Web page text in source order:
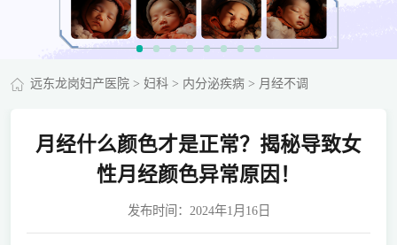
远东龙岗妇产医院> 妇科> 内分泌疾病> 月经不调
月经什么颜色才是正常？揭秘导致女
性月经颜色异常原因！
发布时间：2024年1月16日